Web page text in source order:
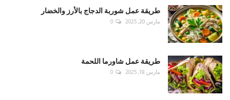
طريقة عمل شوربة الدجاج بالأرز والخضار
مارس 20, 2025 0
طريقة عمل شاورما اللحمة
مارس 18, 2025 0